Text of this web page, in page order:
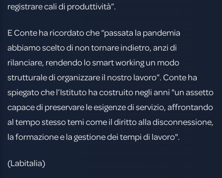
registrare cali di produttività”.
E Conte ha ricordato che “passata la pandemia
abbiamo scelto di non tornare indietro, anzi di
rilanciare, rendendo lo smart working un modo
strutturale di organizzare il nostro lavoro”. Conte ha
spiegato che l’Istituto ha costruito negli anni "un assetto
capace di preservare le esigenze di servizio, affrontando
al tempo stesso temi come il diritto alla disconnessione,
la formazione e la gestione dei tempi di lavoro".
(Labitalia)